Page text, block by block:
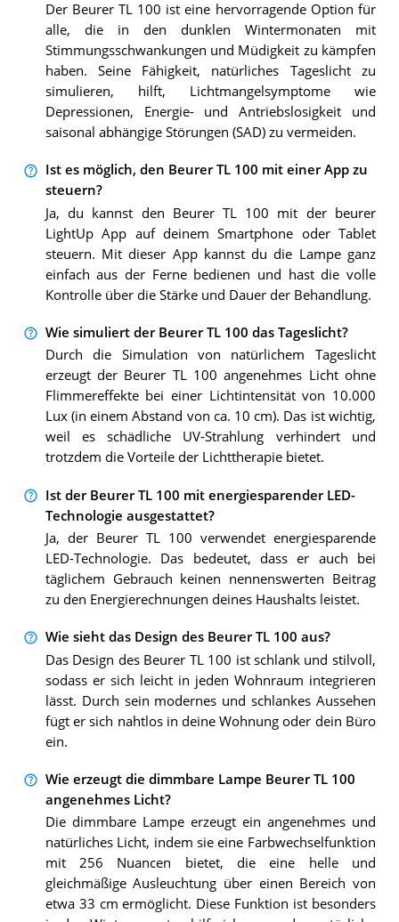
Der Beurer TL 100 ist eine hervorragende Option für
alle, die in den dunklen Wintermonaten mit
Stimmungsschwankungen und Müdigkeit zu kämpfen
haben. Seine Fähigkeit, natürliches Tageslicht zu
simulieren, hilft, Lichtmangelsymptome wie
Depressionen, Energie- und Antriebslosigkeit und
saisonal abhängige Störungen (SAD) zu vermeiden.
Ist es möglich, den Beurer TL 100 mit einer App zu
steuern?
Ja, du kannst den Beurer TL 100 mit der beurer
LightUp App auf deinem Smartphone oder Tablet
steuern. Mit dieser App kannst du die Lampe ganz
einfach aus der Ferne bedienen und hast die volle
Kontrolle über die Stärke und Dauer der Behandlung.
Wie simuliert der Beurer TL 100 das Tageslicht?
Durch die Simulation von natürlichem Tageslicht
erzeugt der Beurer TL 100 angenehmes Licht ohne
Flimmereffekte bei einer Lichtintensität von 10.000
Lux (in einem Abstand von ca. 10 cm). Das ist wichtig,
weil es schädliche UV-Strahlung verhindert und
trotzdem die Vorteile der Lichttherapie bietet.
Ist der Beurer TL 100 mit energiesparender LED-
Technologie ausgestattet?
Ja, der Beurer TL 100 verwendet energiesparende
LED-Technologie. Das bedeutet, dass er auch bei
täglichem Gebrauch keinen nennenswerten Beitrag
zu den Energierechnungen deines Haushalts leistet.
Wie sieht das Design des Beurer TL 100 aus?
Das Design des Beurer TL 100 ist schlank und stilvoll,
sodass er sich leicht in jeden Wohnraum integrieren
lässt. Durch sein modernes und schlankes Aussehen
fügt er sich nahtlos in deine Wohnung oder dein Büro
ein.
Wie erzeugt die dimmbare Lampe Beurer TL 100
angenehmes Licht?
Die dimmbare Lampe erzeugt ein angenehmes und
natürliches Licht, indem sie eine Farbwechselfunktion
mit 256 Nuancen bietet, die eine helle und
gleichmäßige Ausleuchtung über einen Bereich von
etwa 33 cm ermöglicht. Diese Funktion ist besonders